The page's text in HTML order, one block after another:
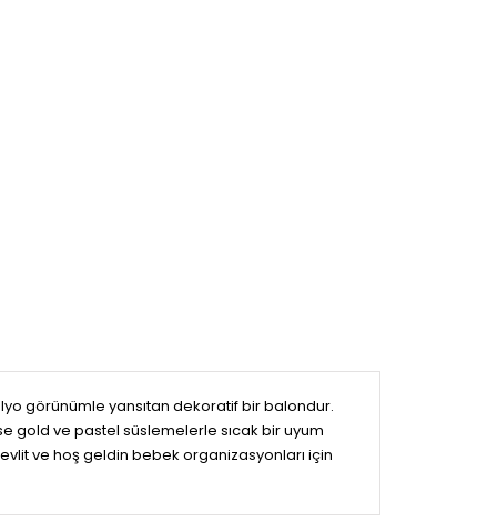
görünümle yansıtan dekoratif bir balondur.
gold ve pastel süslemelerle sıcak bir uyum
ve hoş geldin bebek organizasyonları için